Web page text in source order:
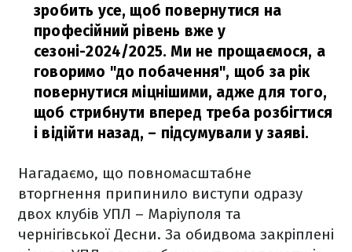
зробить усе, щоб повернутися на
професійний рівень вже у
сезоні-2024/2025. Ми не прощаємося, а
говоримо "до побачення", щоб за рік
повернутися міцнішими, адже для того,
щоб стрибнути вперед треба розбігтися
і відійти назад, – підсумували у заяві.
Нагадаємо, що повномасштабне
вторгнення припинило виступи одразу
двох клубів УПЛ – Маріуполя та
чернігівської Десни. За обидвома закріплені